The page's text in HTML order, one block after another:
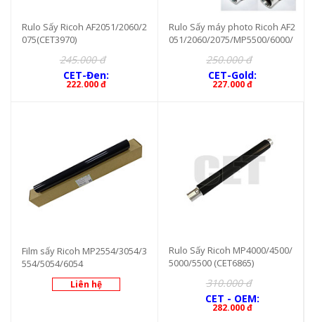
Rulo Sấy Ricoh AF2051/2060/2
075(CET3970)
245.000 đ
CET-Đen:
222.000 đ
Rulo Sấy máy photo Ricoh AF2
051/2060/2075/MP5500/6000/
250.000 đ
CET-Gold:
227.000 đ
Film sấy Ricoh MP2554/3054/3
554/5054/6054
Liên hệ
Rulo Sấy Ricoh MP4000/4500/
5000/5500 (CET6865)
310.000 đ
CET - OEM:
282.000 đ